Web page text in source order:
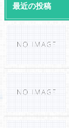
最近の投稿